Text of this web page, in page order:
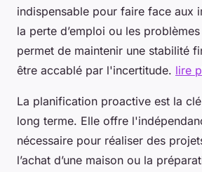
indispensable pour faire face aux
la perte d’emploi ou les
permet de maintenir une stabilité
être accablé par l'incertitude. lire
La planification proactive est la
long terme. Elle offre
nécessaire pour réaliser des
l’achat d’une maison ou la